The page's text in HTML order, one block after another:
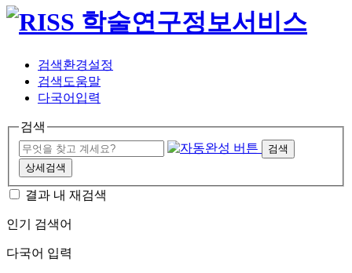
검색환경설정
검색도움말
다국어입력
검색
검색
상세검색
결과 내 재검색
인기 검색어
다국어 입력